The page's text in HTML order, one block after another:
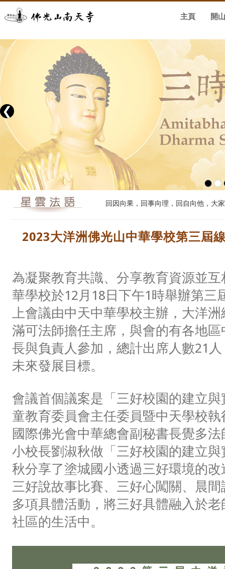
主頁 開
❮
回因向果，回事向理，回自向他，大
2023大洋洲佛光山中華學校第三屆
為凝聚教育共識、分享教育資源並
華學校於12月18日下午1時舉辦第三
上會議由中天中華學校主辦，大洋
滿可法師擔任主席，與會的有各地
長與負責人參加，總計出席人數21
未來發展目標。
會議首個議案是「三好校園的建立
童教育委員會主任委員暨中天學校
國際佛光會中華總會副秘書長覺多
小校長劉淑秋做「三好校園的建立
秋分享了塗城國小透過三好環境的
三好說故事比賽、三好心闖關、晨
多項具體活動，將三好具體融入於
社區的生活中。